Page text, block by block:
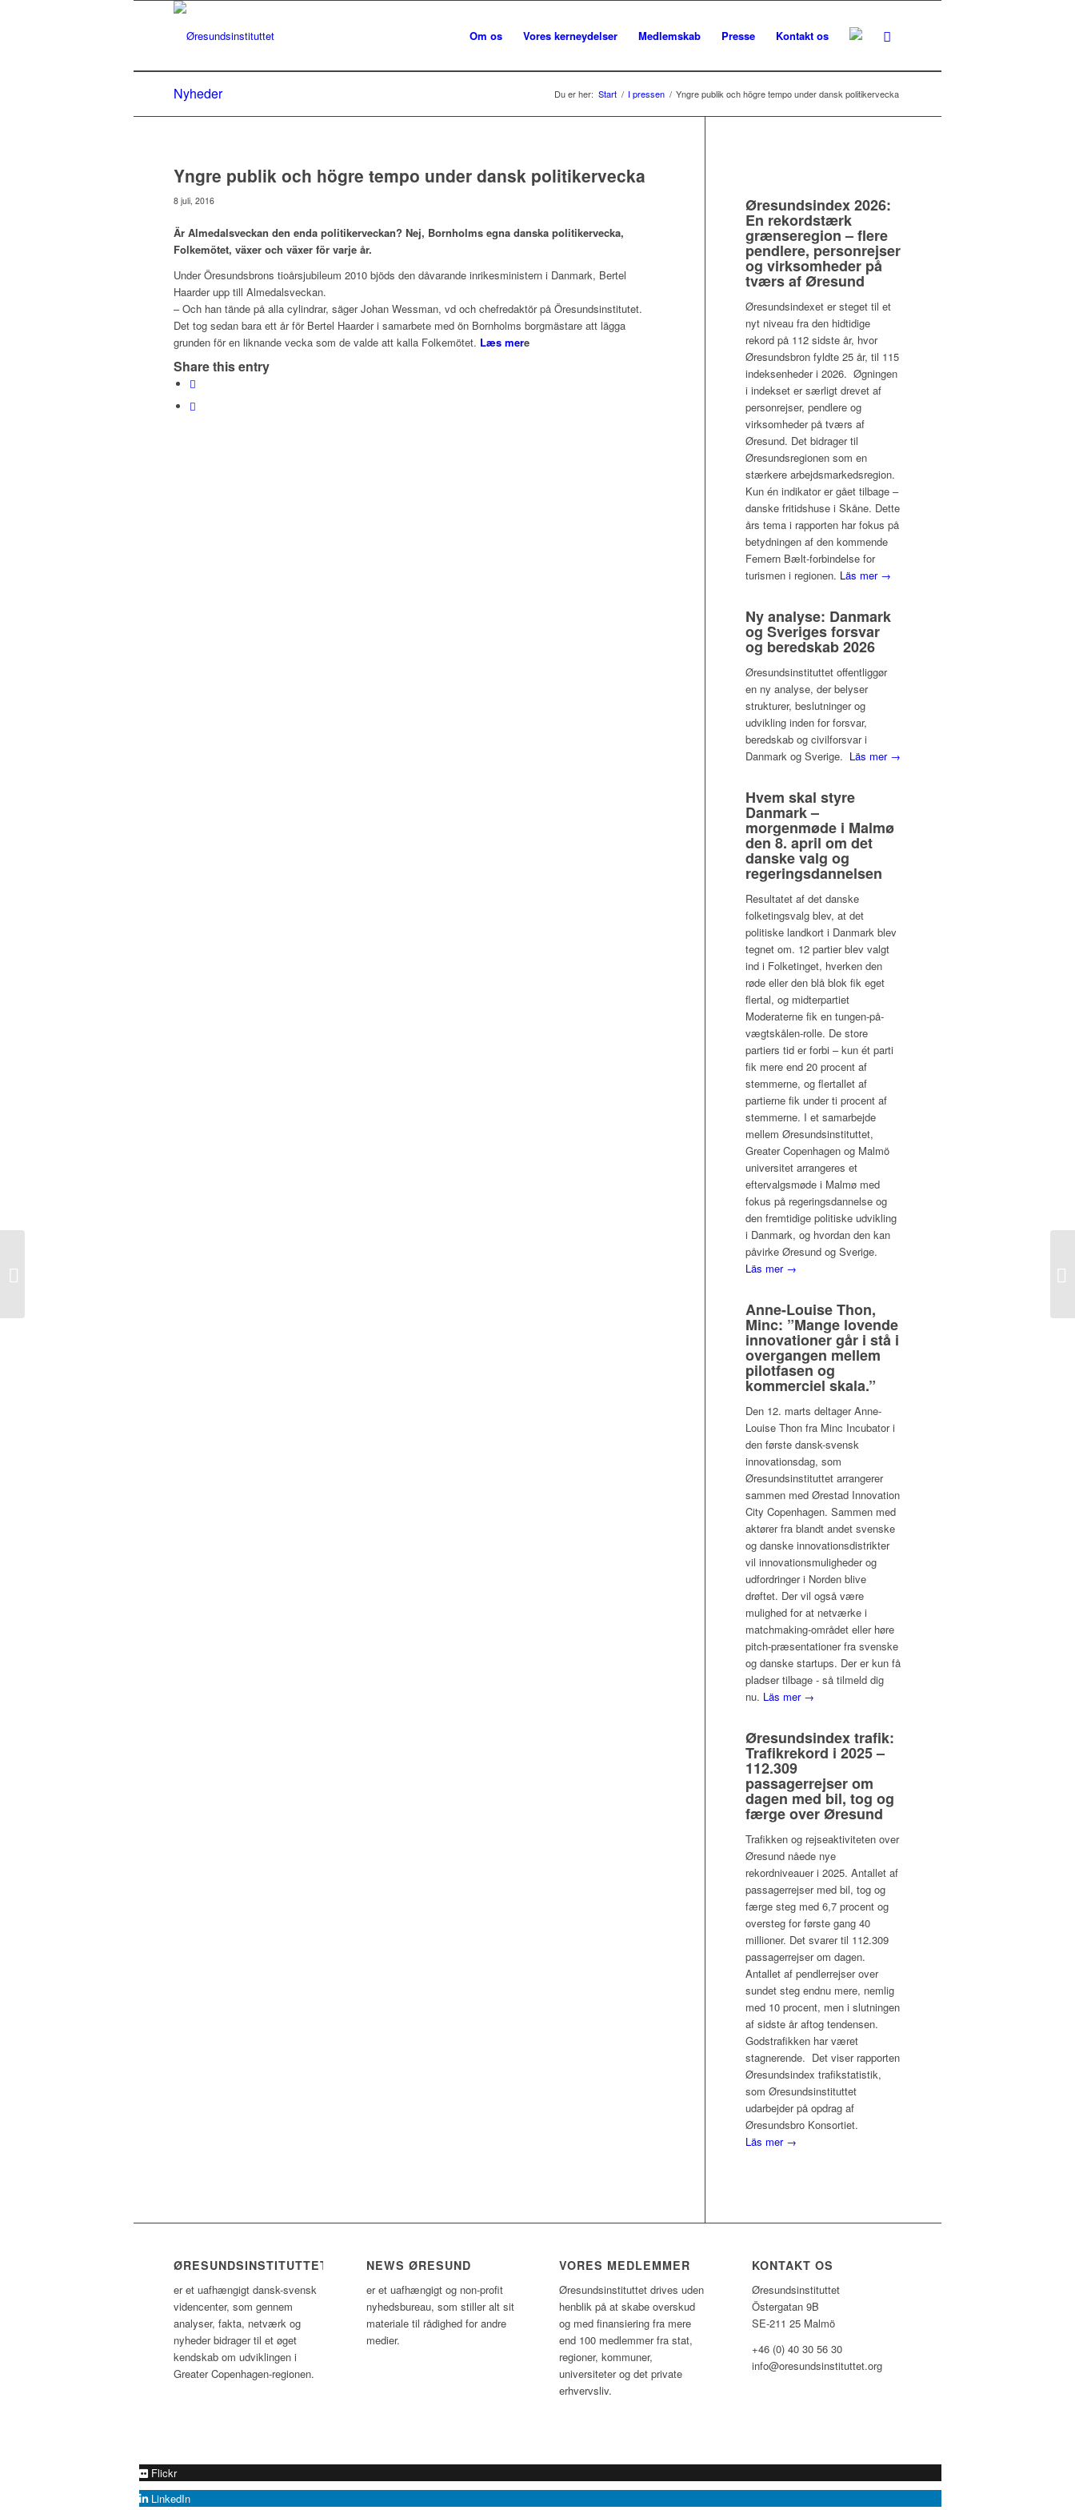
Om os Vores kerneydelser Medlemskab Presse Kontakt os
Nyheder Du er her: Start / I pressen / Yngre publik och högre tempo under dansk politikervecka
Yngre publik och högre tempo under dansk politikervecka
8 juli, 2016
Är Almedalsveckan den enda politikerveckan? Nej, Bornholms egna danska politikervecka,
Folkemötet, växer och växer för varje år.
Under Öresundsbrons tioårsjubileum 2010 bjöds den dåvarande inrikesministern i Danmark, Bertel
Haarder upp till Almedalsveckan.
– Och han tände på alla cylindrar, säger Johan Wessman, vd och chefredaktör på Öresundsinstitutet.
Det tog sedan bara ett år för Bertel Haarder i samarbete med ön Bornholms borgmästare att lägga
grunden för en liknande vecka som de valde att kalla Folkemötet. Læs mere
Share this entry
Øresundsindex 2026:
En rekordstærk
grænseregion – flere
pendlere, personrejser
og virksomheder på
tværs af Øresund
Øresundsindexet er steget til et
nyt niveau fra den hidtidige
rekord på 112 sidste år, hvor
Øresundsbron fyldte 25 år, til 115
indeksenheder i 2026. Øgningen
i indekset er særligt drevet af
personrejser, pendlere og
virksomheder på tværs af
Øresund. Det bidrager til
Øresundsregionen som en
stærkere arbejdsmarkedsregion.
Kun én indikator er gået tilbage –
danske fritidshuse i Skåne. Dette
års tema i rapporten har fokus på
betydningen af den kommende
Femern Bælt-forbindelse for
turismen i regionen. Läs mer →
Ny analyse: Danmark
og Sveriges forsvar
og beredskab 2026
Øresundsinstituttet offentliggør
en ny analyse, der belyser
strukturer, beslutninger og
udvikling inden for forsvar,
beredskab og civilforsvar i
Danmark og Sverige. Läs mer →
Hvem skal styre
Danmark –
morgenmøde i Malmø
den 8. april om det
danske valg og
regeringsdannelsen
Resultatet af det danske
folketingsvalg blev, at det
politiske landkort i Danmark blev
tegnet om. 12 partier blev valgt
ind i Folketinget, hverken den
røde eller den blå blok fik eget
flertal, og midterpartiet
Moderaterne fik en tungen-på-
vægtskålen-rolle. De store
partiers tid er forbi – kun ét parti
fik mere end 20 procent af
stemmerne, og flertallet af
partierne fik under ti procent af
stemmerne. I et samarbejde
mellem Øresundsinstituttet,
Greater Copenhagen og Malmö
universitet arrangeres et
eftervalgsmøde i Malmø med
fokus på regeringsdannelse og
den fremtidige politiske udvikling
i Danmark, og hvordan den kan
påvirke Øresund og Sverige.
Läs mer →
Anne-Louise Thon,
Minc: ”Mange lovende
innovationer går i stå i
overgangen mellem
pilotfasen og
kommerciel skala.”
Den 12. marts deltager Anne-
Louise Thon fra Minc Incubator i
den første dansk-svensk
innovationsdag, som
Øresundsinstituttet arrangerer
sammen med Ørestad Innovation
City Copenhagen. Sammen med
aktører fra blandt andet svenske
og danske innovationsdistrikter
vil innovationsmuligheder og
udfordringer i Norden blive
drøftet. Der vil også være
mulighed for at netværke i
matchmaking-området eller høre
pitch-præsentationer fra svenske
og danske startups. Der er kun få
pladser tilbage - så tilmeld dig
nu. Läs mer →
Øresundsindex trafik:
Trafikrekord i 2025 –
112.309
passagerrejser om
dagen med bil, tog og
færge over Øresund
Trafikken og rejseaktiviteten over
Øresund nåede nye
rekordniveauer i 2025. Antallet af
passagerrejser med bil, tog og
færge steg med 6,7 procent og
oversteg for første gang 40
millioner. Det svarer til 112.309
passagerrejser om dagen.
Antallet af pendlerrejser over
sundet steg endnu mere, nemlig
med 10 procent, men i slutningen
af sidste år aftog tendensen.
Godstrafikken har været
stagnerende. Det viser rapporten
Øresundsindex trafikstatistik,
som Øresundsinstituttet
udarbejder på opdrag af
Øresundsbro Konsortiet.
Läs mer →
ØRESUNDSINSTITUTTET
er et uafhængigt dansk-svensk
videncenter, som gennem
analyser, fakta, netværk og
nyheder bidrager til et øget
kendskab om udviklingen i
Greater Copenhagen-regionen.
NEWS ØRESUND
er et uafhængigt og non-profit
nyhedsbureau, som stiller alt sit
materiale til rådighed for andre
medier.
VORES MEDLEMMER
Øresundsinstituttet drives uden
henblik på at skabe overskud
og med finansiering fra mere
end 100 medlemmer fra stat,
regioner, kommuner,
universiteter og det private
erhvervsliv.
KONTAKT OS
Øresundsinstituttet
Östergatan 9B
SE-211 25 Malmö
+46 (0) 40 30 56 30
info@oresundsinstituttet.org
Flickr
LinkedIn